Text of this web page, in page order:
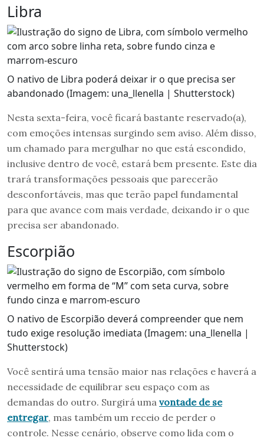
Libra
O nativo de Libra poderá deixar ir o que precisa ser
abandonado (Imagem: una_llenella | Shutterstock)
Nesta sexta-feira, você ficará bastante reservado(a),
com emoções intensas surgindo sem aviso. Além disso,
um chamado para mergulhar no que está escondido,
inclusive dentro de você, estará bem presente. Este dia
trará transformações pessoais que parecerão
desconfortáveis, mas que terão papel fundamental
para que avance com mais verdade, deixando ir o que
precisa ser abandonado.
Escorpião
O nativo de Escorpião deverá compreender que nem
tudo exige resolução imediata (Imagem: una_llenella |
Shutterstock)
Você sentirá uma tensão maior nas relações e haverá a
necessidade de equilibrar seu espaço com as
demandas do outro. Surgirá uma vontade de se
entregar, mas também um receio de perder o
controle. Nesse cenário, observe como lida com o